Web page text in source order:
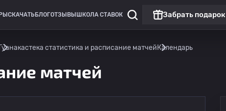
СКАЧАТЬ БЛОГОТЗЫВЫ ШКОЛА СТАВОК Забрать подарок
Гуанакастека статистика и расписание матчейКалендарь
матчей